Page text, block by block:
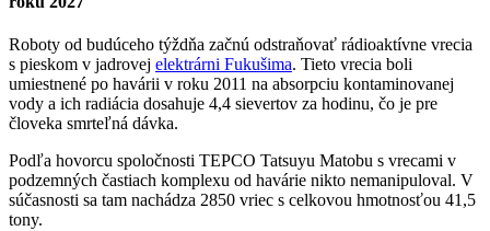
Roboty od budúceho týždňa začnú odstraňovať rádioaktívne vrecia
s pieskom v jadrovej elektrárni Fukušima. Tieto vrecia boli
umiestnené po havárii v roku 2011 na absorpciu kontaminovanej
vody a ich radiácia dosahuje 4,4 sievertov za hodinu, čo je pre
človeka smrteľná dávka.
Podľa hovorcu spoločnosti TEPCO Tatsuyu Matobu s vrecami v
podzemných častiach komplexu od havárie nikto nemanipuloval. V
súčasnosti sa tam nachádza 2850 vriec s celkovou hmotnosťou 41,5
tony.